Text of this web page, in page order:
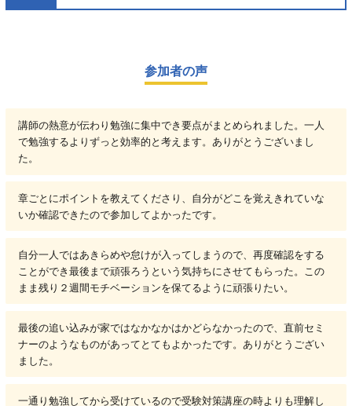
参加者の声
講師の熱意が伝わり勉強に集中でき要点がまとめられました。一人
で勉強するよりずっと効率的と考えます。ありがとうございまし
た。
章ごとにポイントを教えてくださり、自分がどこを覚えきれていな
いか確認できたので参加してよかったです。
自分一人ではあきらめや怠けが入ってしまうので、再度確認をする
ことができ最後まで頑張ろうという気持ちにさせてもらった。この
まま残り２週間モチベーションを保てるように頑張りたい。
最後の追い込みが家ではなかなかはかどらなかったので、直前セミ
ナーのようなものがあってとてもよかったです。ありがとうござい
ました。
一通り勉強してから受けているので受験対策講座の時よりも理解し